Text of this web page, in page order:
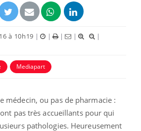
à 10h19 | | | |
|
Mediapart
médecin, ou pas de pharmacie :
pas très accueillants pour qui
pathologies. Heureusement